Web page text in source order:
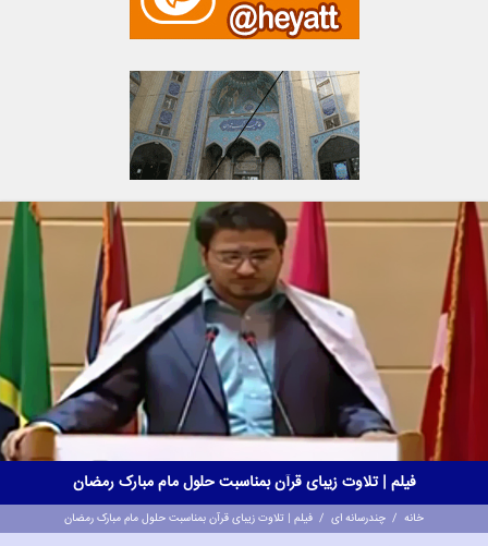
فیلم | تلاوت زیبای قرآن بمناسبت حلول مام مبارک رمضان
خانه / چندرسانه ای / فیلم | تلاوت زیبای قرآن بمناسبت حلول مام مبارک رمضان